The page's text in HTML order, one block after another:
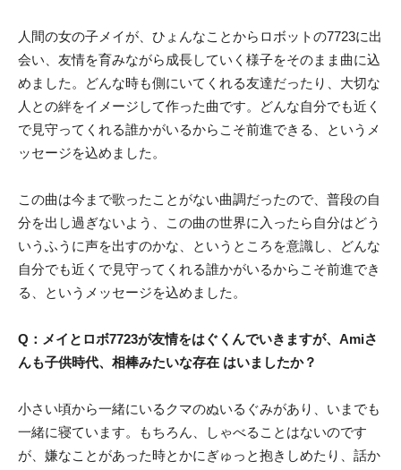
人間の女の子メイが、ひょんなことからロボットの7723に出
会い、友情を育みながら成長していく様子をそのまま曲に込
めました。どんな時も側にいてくれる友達だったり、大切な
人との絆をイメージして作った曲です。どんな自分でも近く
で見守ってくれる誰かがいるからこそ前進できる、というメ
ッセージを込めました。
この曲は今まで歌ったことがない曲調だったので、普段の自
分を出し過ぎないよう、この曲の世界に入ったら自分はどう
いうふうに声を出すのかな、というところを意識し、どんな
自分でも近くで見守ってくれる誰かがいるからこそ前進でき
る、というメッセージを込めました。
Q：メイとロボ7723が友情をはぐくんでいきますが、Amiさ
んも子供時代、相棒みたいな存在 はいましたか？
小さい頃から一緒にいるクマのぬいるぐみがあり、いまでも
一緒に寝ています。もちろん、しゃべることはないのです
が、嫌なことがあった時とかにぎゅっと抱きしめたり、話か